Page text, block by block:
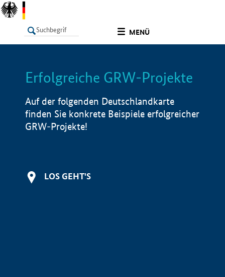
MENÜ
LISTE Info
Erfolgreiche GRW-Projekte
Auf der folgenden Deutschlandkarte
finden Sie konkrete Beispiele erfolgreicher
GRW-Projekte!
LOS GEHT'S